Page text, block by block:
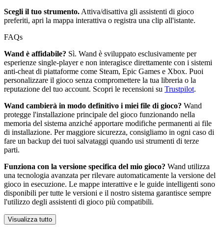
Scegli il tuo strumento. Attiva/disattiva gli assistenti di gioco
preferiti, apri la mappa interattiva o registra una clip all'istante.
FAQs
Wand è affidabile? Sì. Wand è sviluppato esclusivamente per
esperienze single-player e non interagisce direttamente con i sistemi
anti-cheat di piattaforme come Steam, Epic Games e Xbox. Puoi
personalizzare il gioco senza compromettere la tua libreria o la
reputazione del tuo account. Scopri le recensioni su Trustpilot.
Wand cambierà in modo definitivo i miei file di gioco? Wand
protegge l'installazione principale del gioco funzionando nella
memoria del sistema anziché apportare modifiche permanenti ai file
di installazione. Per maggiore sicurezza, consigliamo in ogni caso di
fare un backup dei tuoi salvataggi quando usi strumenti di terze
parti.
Funziona con la versione specifica del mio gioco? Wand utilizza
una tecnologia avanzata per rilevare automaticamente la versione del
gioco in esecuzione. Le mappe interattive e le guide intelligenti sono
disponibili per tutte le versioni e il nostro sistema garantisce sempre
l'utilizzo degli assistenti di gioco più compatibili.
Visualizza tutto